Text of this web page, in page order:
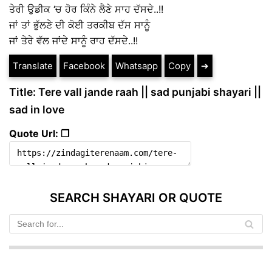
ਤੇਰੀ ਉਡੀਕ ‘ਚ ਹੋਰ ਕਿੰਨੇ ਲੈਣੇ ਸਾਹ ਦੱਸਦੇ..!!
ਜਾਂ ਤਾਂ ਭੁੱਲਣੇ ਦੀ ਕੋਈ ਤਰਕੀਬ ਦੱਸ ਸਾਨੂੰ
ਜਾਂ ਤੇਰੇ ਵੱਲ ਜਾਂਦੇ ਸਾਨੂੰ ਰਾਹ ਦੱਸਦੇ..!!
Translate Facebook Whatsapp Copy ➔
Title: Tere vall jande raah || sad punjabi shayari ||
sad in love
Quote Url: ❐
SEARCH SHAYARI OR QUOTE